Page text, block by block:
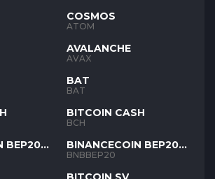
BEP20
COSMOS
ATOM
AVALANCHE
AVAX
BAT
BAT
BITCOIN CASH
BCH
BINANCECOIN BEP20
BNB
BNBBEP20